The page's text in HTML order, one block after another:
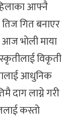
आफ्नै
गित बनाएर
भोली माया
विकृती
आधुनिक
दाग लाग्ने गरी
कस्तो